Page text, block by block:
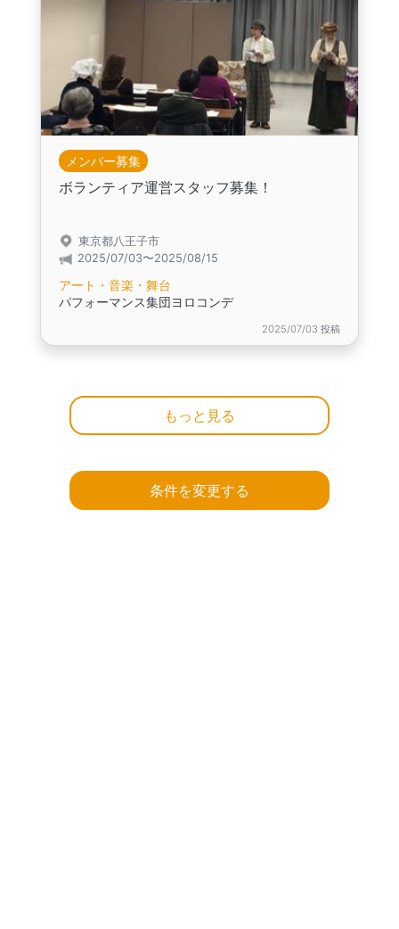
メンバー募集
ボランティア運営スタッフ募集！
東京都八王子市
2025/07/03〜2025/08/15
アート・音楽・舞台
パフォーマンス集団ヨロコンデ
2025/07/03 投稿
もっと見る
条件を変更する